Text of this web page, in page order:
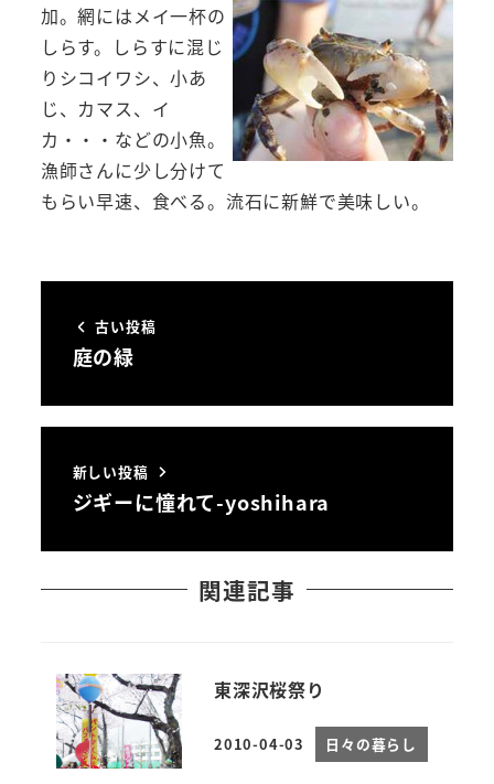
加。網にはメイ一杯の
しらす。しらすに混じ
りシコイワシ、小あ
じ、カマス、イ
カ・・・などの小魚。
漁師さんに少し分けて
もらい早速、食べる。流石に新鮮で美味しい。
古い投稿
庭の緑
新しい投稿
ジギーに憧れて-yoshihara
関連記事
東深沢桜祭り
投稿日
2010-04-03 日々の暮らし